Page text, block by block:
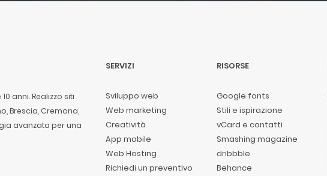
anni. Realizzo siti
Brescia, Cremona,
avanzata per una
SERVIZI
Sviluppo web
Web marketing
Creatività
App mobile
Web Hosting
Richiedi un preventivo
RISORSE
Google fonts
Stili e ispirazione
vCard e contatti
Smashing magazine
dribbble
Behance